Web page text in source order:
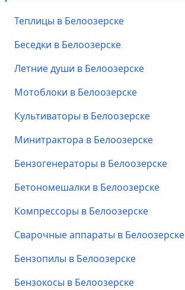
Теплицы в Белоозерске
Беседки в Белоозерске
Летние души в Белоозерске
Мотоблоки в Белоозерске
Культиваторы в Белоозерске
Минитрактора в Белоозерске
Бензогенераторы в Белоозерске
Бетономешалки в Белоозерске
Компрессоры в Белоозерске
Сварочные аппараты в Белоозерске
Бензопилы в Белоозерске
Бензокосы в Белоозерске